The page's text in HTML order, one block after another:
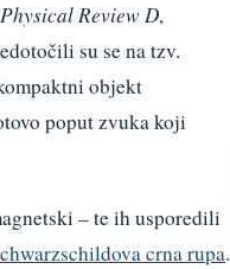
Physical Review D,
su se na tzv.
objekt
poput zvuka koji
– te ih usporedili
crna rupa.